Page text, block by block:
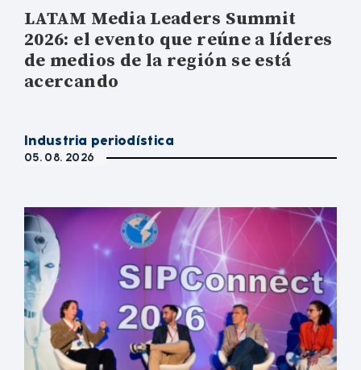
LATAM Media Leaders Summit
2026: el evento que reúne a líderes
de medios de la región se está
acercando
Industria periodística
05. 08. 2026